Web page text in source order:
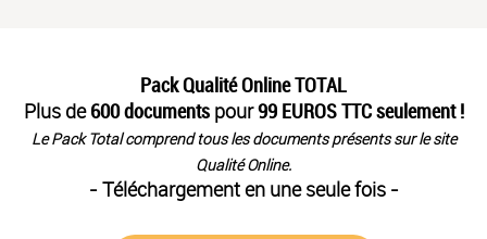
Pack Qualité Online TOTAL
Plus de600 documentspour99 EUROS TTC seulement !
Le Pack Total comprend tous les documents présents sur le site
Qualité Online.
- Téléchargement en une seule fois -